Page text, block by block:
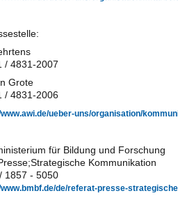
/ 4831-2007
Grote
/ 4831-2006
ueber-uns/organisation/
für Bildung und Forschung
Kommunikation
1857 - 5050
de/referat-presse-